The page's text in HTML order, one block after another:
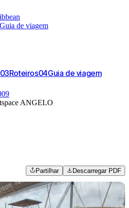
Guia de viagem
03Roteiros04Guia de viagem
ANGELO
Partilhar Descarregar PDF